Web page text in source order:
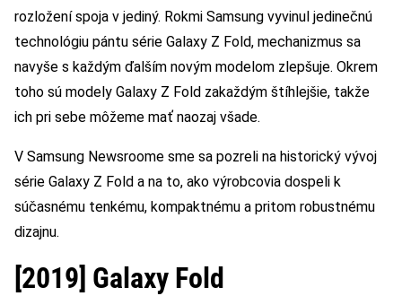
rozložení spoja v jediný. Rokmi Samsung vyvinul jedinečnú
technológiu pántu série Galaxy Z Fold, mechanizmus sa
navyše s každým ďalším novým modelom zlepšuje. Okrem
toho sú modely Galaxy Z Fold zakaždým štíhlejšie, takže
ich pri sebe môžeme mať naozaj všade.
V Samsung Newsroome sme sa pozreli na historický vývoj
série Galaxy Z Fold a na to, ako výrobcovia dospeli k
súčasnému tenkému, kompaktnému a pritom robustnému
dizajnu.
[2019] Galaxy Fold